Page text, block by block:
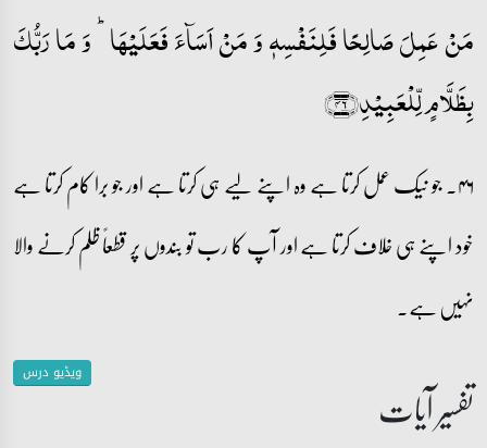
مَنۡ عَمِلَ صَالِحًا فَلِنَفۡسِہٖ وَ مَنۡ اَسَآءَ فَعَلَیۡہَا ؕ وَ مَا رَبُّکَ
بِظَلَّامٍ لِّلۡعَبِیۡدِ﴿۴۶﴾
۴۶۔ جو نیک عمل کرتا ہے وہ اپنے لیے ہی کرتا ہے اور جو برا کام کرتا ہے
خود اپنے ہی خلاف کرتا ہے اور آپ کا رب تو بندوں پر قطعاً ظلم کرنے والا
نہیں ہے۔
ویڈیو درس تفسیر آیات